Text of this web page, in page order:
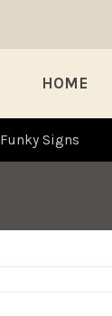
HOME
Funky Signs